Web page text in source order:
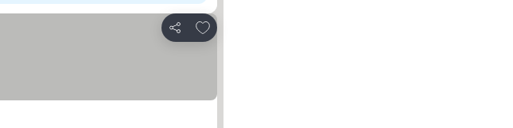
Partilhar
Adicionar aos favoritos